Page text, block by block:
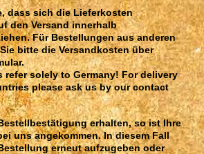
dass sich die Lieferkosten
den Versand innerhalb
Für Bestellungen aus anderen
bitte die Versandkosten über
refer solely to Germany! For delivery
please ask us by our contact
erhalten, so ist Ihre
uns angekommen. In diesem Fall
erneut aufzugeben oder